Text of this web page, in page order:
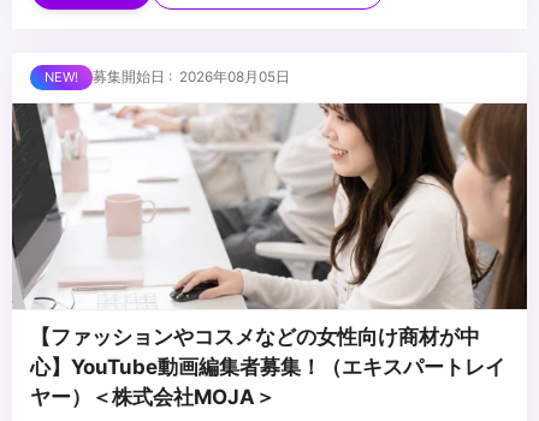
す
外とさせていただきます
・AfterEffectsの使用経験がある方
■求める人物像
・制作する動画のクオリティに妥協しない方
・自ら仕事を取りに行き、プロフェッショナルとして成長する意欲
のある方
・責任感のある方
・周りのメンバーと協調・協業ができる方
募集開始日 : 2026年08月05日
【ファッションやコスメなどの女性向け商材が中
心】YouTube動画編集者募集！（エキスパートレイ
ヤー）＜株式会社MOJA＞